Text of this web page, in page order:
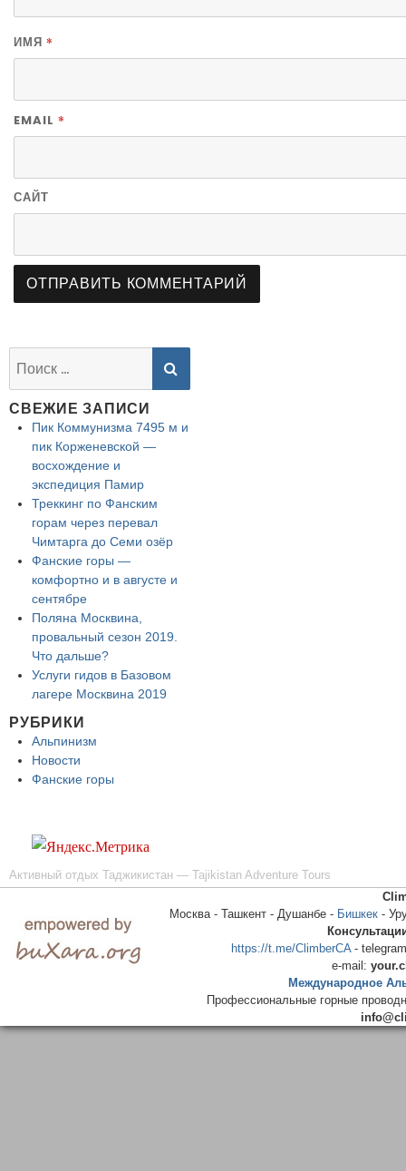
ИМЯ *
EMAIL *
САЙТ
SEARCH
СВЕЖИЕ ЗАПИСИ
Пик Коммунизма 7495 м и
пик Корженевской —
восхождение и
экспедиция Памир
Треккинг по Фанским
горам через перевал
Чимтарга до Семи озёр
Фанские горы —
комфортно и в августе и
сентябре
Поляна Москвина,
провальный сезон 2019.
Что дальше?
Услуги гидов в Базовом
лагере Москвина 2019
РУБРИКИ
Альпинизм
Новости
Фанские горы
Активный отдых Таджикистан — Tajikistan Adventure Tours
Москва - Ташкент - Душанбе - Бишкек -
https://t.me/ClimberCA-
e-mail:
Международное
Профессиональные горные